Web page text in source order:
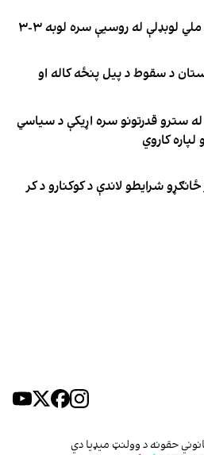
د افغانستان فوټسال ملي لوبډلې له روسیې سره لوبه ۳-۳
افغانستان د سقوط د پیل پنځه کاله او
سترو قدرتونو سره اړیکې د سیاسي
لپاره کاروي
ځانګړو شرایطو لاندې د کوکنارو د کر
حقونه د وولنټ میډیا دي